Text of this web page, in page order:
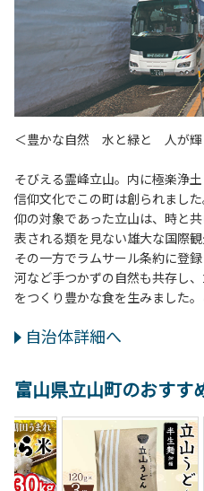
＜豊かな自然 水と緑と 人が
そびえる霊峰立山。内に極楽浄
信仰文化でこの町は創られまし
仰の対象であった立山は、時と
表される類を見ない雄大な国際
その一方でラムサール条約に登
河など手つかずの自然も共存し
をつくり豊かな食を生みました。
自治体詳細へ
富山県立山町のおすす